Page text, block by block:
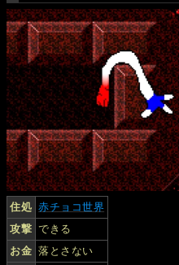
住処 赤チョコ世界
攻撃 できる
お金 落とさない